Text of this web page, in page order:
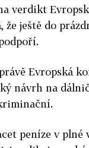
verdikt
že ještě do
Evropská
návrh na
peníze v plné